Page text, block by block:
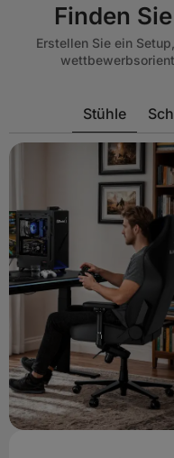
Finden
Erstellen Sie ein
Stühle